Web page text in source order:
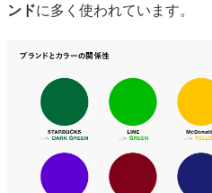
ンドに多く使われています。